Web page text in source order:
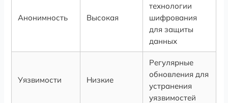
Анонимность Высокая
технологии
шифрования
для защиты
данных
Уязвимости Низкие
Регулярные
обновления для
устранения
уязвимостей